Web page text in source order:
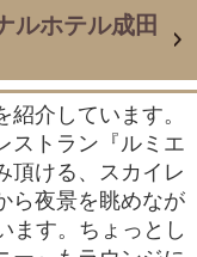
ルホテル成田
介しています。
ストラン『ルミエ
頂ける、スカイレ
ら夜景を眺めなが
ます。ちょっとし